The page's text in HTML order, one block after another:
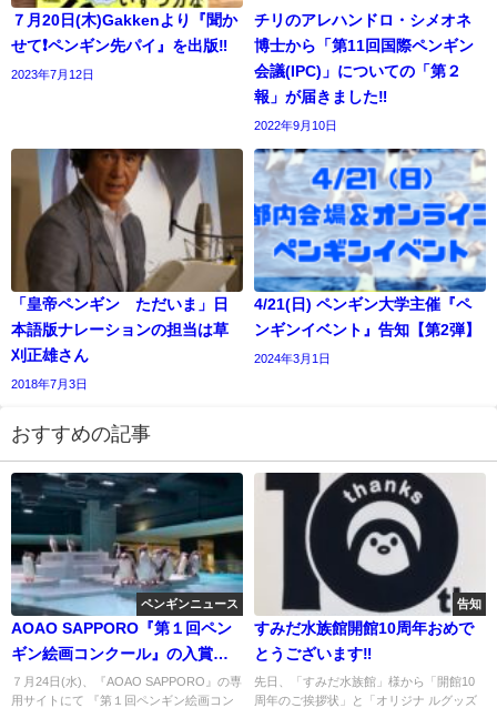
７月20日(木)Gakkenより『聞か
せて❗ペンギン先パイ』を出版‼️
2023年7月12日
チリのアレハンドロ・シメオネ
博士から「第11回国際ペンギン
会議(IPC)」についての「第２
報」が届きました‼️
2022年9月10日
「皇帝ペンギン ただいま」日
本語版ナレーションの担当は草
刈正雄さん
2018年7月3日
4/21(日) ペンギン大学主催『ペ
ンギンイベント』告知【第2弾】
2024年3月1日
おすすめの記事
ペンギンニュース
AOAO SAPPORO『第１回ペン
ギン絵画コンクール』の入賞者
発表
７月24日(水)、『AOAO SAPPORO』の専
用サイトにて 『第１回ペンギン絵画コン
告知
すみだ水族館開館10周年おめで
とうございます‼️
先日、「すみだ水族館」様から「開館10
周年のご挨拶状」と「オリジナ ルグッズ